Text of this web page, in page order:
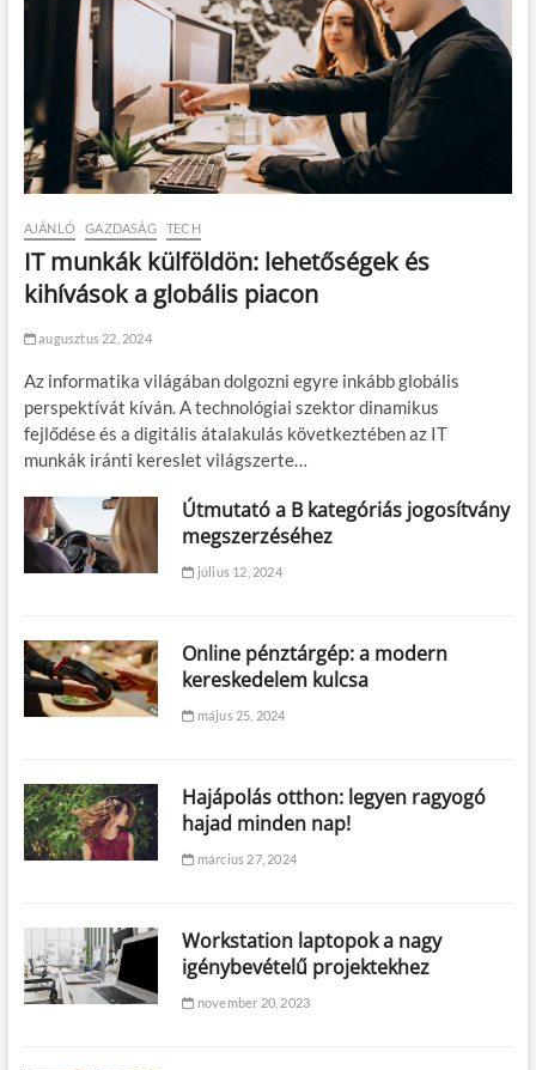
AJÁNLÓ GAZDASÁG TECH
IT munkák külföldön: lehetőségek és
kihívások a globális piacon
augusztus 22, 2024
Az informatika világában dolgozni egyre inkább globális
perspektívát kíván. A technológiai szektor dinamikus
fejlődése és a digitális átalakulás következtében az IT
munkák iránti kereslet világszerte…
Útmutató a B kategóriás jogosítvány
megszerzéséhez
július 12, 2024
Online pénztárgép: a modern
kereskedelem kulcsa
május 25, 2024
Hajápolás otthon: legyen ragyogó
hajad minden nap!
március 27, 2024
Workstation laptopok a nagy
igénybevételű projektekhez
november 20, 2023